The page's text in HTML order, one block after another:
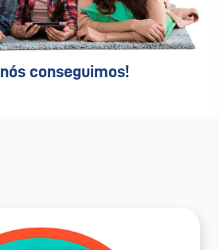
nós conseguimos!